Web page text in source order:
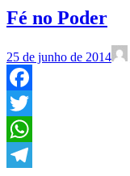
Fé no Poder
25 de junho de 2014
Facebook
Twitter
WhatsApp